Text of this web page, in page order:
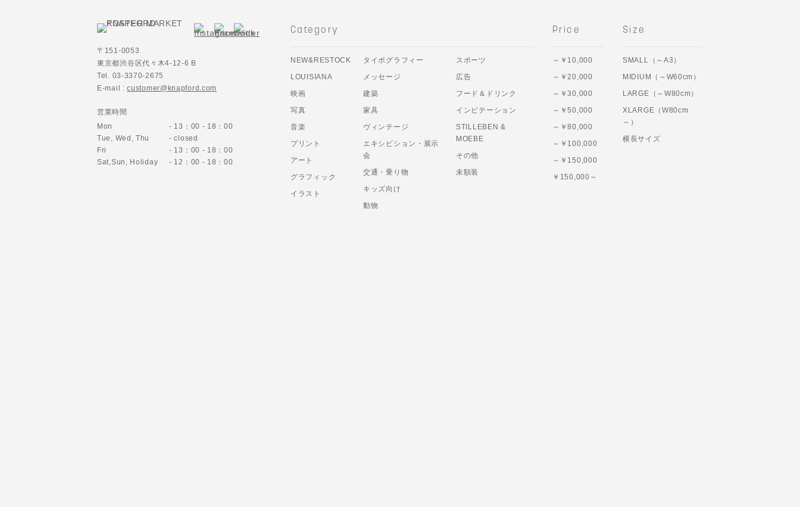
〒151-0053
東京都渋谷区代々木4-12-6 B
Tel. 03-3370-2675
E-mail :customer@knapford.com
営業時間
Mon
- 13：00 - 18：00
Tue, Wed, Thu
- closed
Fri
- 13：00 - 18：00
Sat,Sun, Holiday - 12：00 - 18：00
Category
NEW&RESTOCK
LOUISIANA
映画
写真
音楽
プリント
アート
グラフィック
イラスト
タイポグラフィー
メッセージ
建築
家具
ヴィンテージ
エキシビション・展示
会
交通・乗り物
キッズ向け
動物
スポーツ
広告
フード＆ドリンク
インビテーション
STILLEBEN &
MOEBE
その他
未額装
Price
～￥10,000
～￥20,000
～￥30,000
～￥50,000
～￥80,000
～￥100,000
～￥150,000
￥150,000～
Size
SMALL（～A3）
MIDIUM（～W60cm）
LARGE（～W80cm）
XLARGE（W80cm
～）
横長サイズ